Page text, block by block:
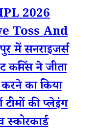
2026
Toss And
में सनराइजर्स
कमिंस ने जीता
का किया
की प्लेइंग